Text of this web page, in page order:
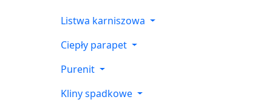
Listwa karniszowa
Ciepły parapet
Purenit
Kliny spadkowe